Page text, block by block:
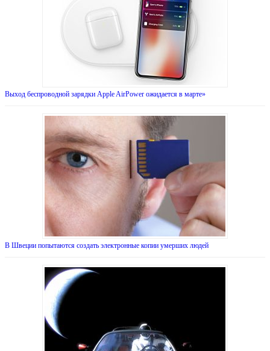
Выход беспроводной зарядки Apple AirPower ожидается в марте»
В Швеции попытаются создать электронные копии умерших людей